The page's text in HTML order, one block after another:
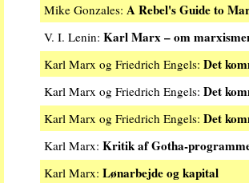
Mike Gonzales: A Rebel's Guide to
V. I. Lenin: Karl Marx – om
Karl Marx og Friedrich Engels: Det
Karl Marx og Friedrich Engels: Det
Karl Marx og Friedrich Engels: Det
Karl Marx: Kritik af Gotha-
Karl Marx: Lønarbejde og kapital